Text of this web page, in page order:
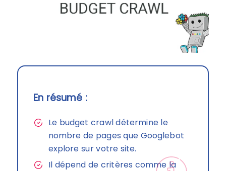
En résumé :
Le budget crawl détermine le
nombre de pages que Googlebot
explore sur votre site.
Il dépend de critères comme la